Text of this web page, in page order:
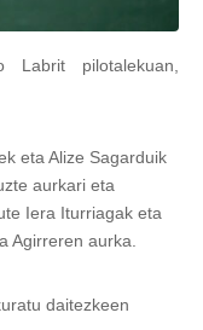
pilotalekuan,
eta Alize Sagarduik
aurkari eta
Iera Iturriagak eta
Agirreren aurka.
daitezkeen